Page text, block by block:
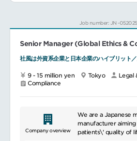
and efficacy of our
accurate information
外部専門家と連携して
特に新規事業や日本企
などを担い、事業成長
日常法務・契約関連業
契約管理体制の運用（
署名対応を含む）
社内規程・各種ポリシ
Job number: JN -
Senior Manager (Global Ethics &
社風は外資系企業と日本企業のハイブリット
9 - 15 million yen Tokyo
Legal
Compliance
Company overview
We are a Japanese
manufacturer
patients\' quality of